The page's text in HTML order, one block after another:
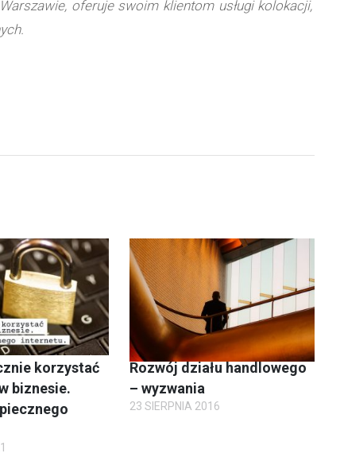
oferuje swoim klientom usługi kolokacji,
korzystać
biznesie.
Rozwój działu handlowego
– wyzwania
23 SIERPNIA 2016